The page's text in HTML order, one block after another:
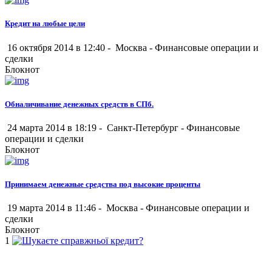
Кредит на любые цели
16 октября 2014 в 12:40 - Москва - Финансовые операции и
сделки
Блокнот
Обналичивание денежных средств в СПб.
24 марта 2014 в 18:19 - Санкт-Петербург - Финансовые
операции и сделки
Блокнот
Принимаем денежные средства под высокие проценты
19 марта 2014 в 11:46 - Москва - Финансовые операции и
сделки
Блокнот
1